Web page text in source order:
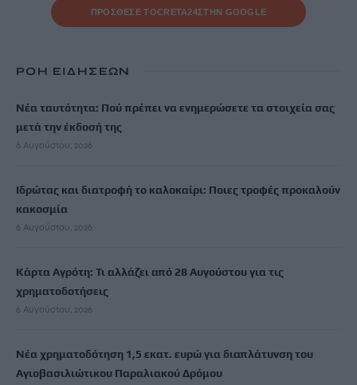
ΠΡΟΣΘΕΣΕ ΤΟCRETA24ΣΤΗΝ GOOGLE
ΡΟΗ ΕΙΔΗΣΕΩΝ
Νέα ταυτότητα: Πού πρέπει να ενημερώσετε τα στοιχεία σας
μετά την έκδοσή της
6 Αυγούστου, 2026
Ιδρώτας και διατροφή το καλοκαίρι: Ποιες τροφές προκαλούν
κακοσμία
6 Αυγούστου, 2026
Κάρτα Αγρότη: Τι αλλάζει από 28 Αυγούστου για τις
χρηματοδοτήσεις
6 Αυγούστου, 2026
Νέα χρηματοδότηση 1,5 εκατ. ευρώ για διαπλάτυνση του
Αγιοβασιλιώτικου Παραλιακού Δρόμου